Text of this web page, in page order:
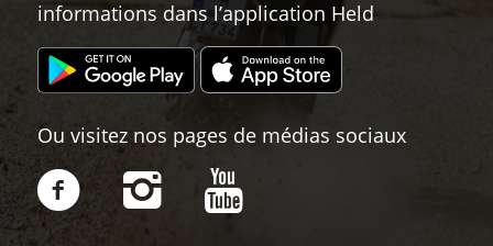
informations dans l’application Held
Ou visitez nos pages de médias sociaux